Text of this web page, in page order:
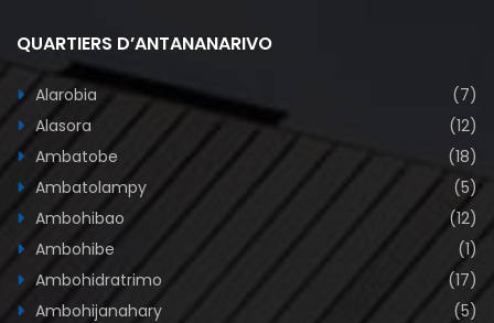
QUARTIERS D’ANTANANARIVO
Alarobia
(7)
Alasora
(12)
Ambatobe
(18)
Ambatolampy
(5)
Ambohibao
(12)
Ambohibe
(1)
Ambohidratrimo
(17)
Ambohijanahary
(5)